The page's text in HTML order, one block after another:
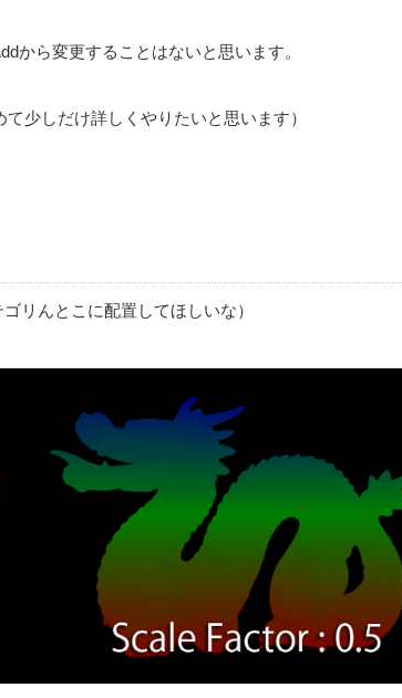
から変更することはないと思います。
少しだけ詳しくやりたいと思います）
リんとこに配置してほしいな）